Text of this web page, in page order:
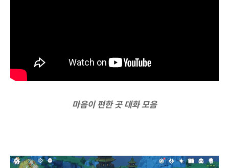
마음이 편한 곳 대화 모음